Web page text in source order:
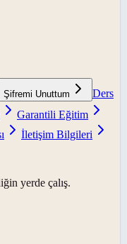
Şifremi Unuttum
Ders
Garantili Eğitim
İletişim Bilgileri
yerde çalış.